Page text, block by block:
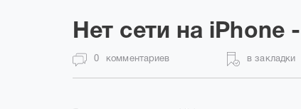
Нет сети на
0 комментариев в закладки